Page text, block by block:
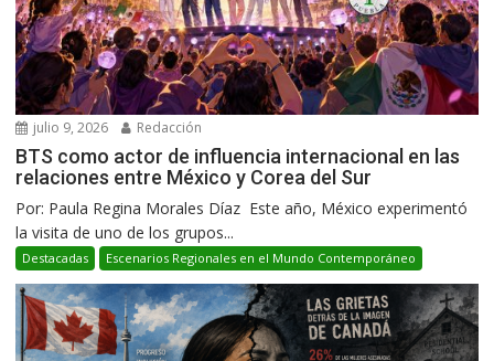
julio 9, 2026 Redacción
BTS como actor de influencia internacional en las
relaciones entre México y Corea del Sur
Por: Paula Regina Morales Díaz Este año, México experimentó
la visita de uno de los grupos...
Destacadas Escenarios Regionales en el Mundo Contemporáneo